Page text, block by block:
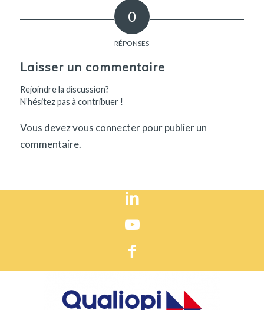
0
RÉPONSES
Laisser un commentaire
Rejoindre la discussion?
N’hésitez pas à contribuer !
Vous devezvous connecterpour publier un
commentaire.